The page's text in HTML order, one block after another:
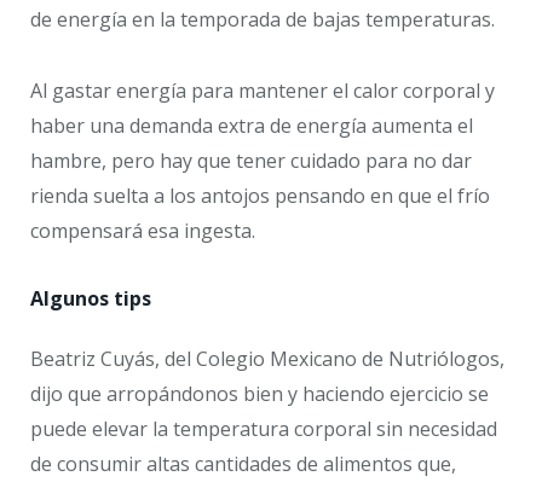
de energía en la temporada de bajas temperaturas.
Al gastar energía para mantener el calor corporal y
haber una demanda extra de energía aumenta el
hambre, pero hay que tener cuidado para no dar
rienda suelta a los antojos pensando en que el frío
compensará esa ingesta.
Algunos tips
Beatriz Cuyás, del Colegio Mexicano de Nutriólogos,
dijo que arropándonos bien y haciendo ejercicio se
puede elevar la temperatura corporal sin necesidad
de consumir altas cantidades de alimentos que,